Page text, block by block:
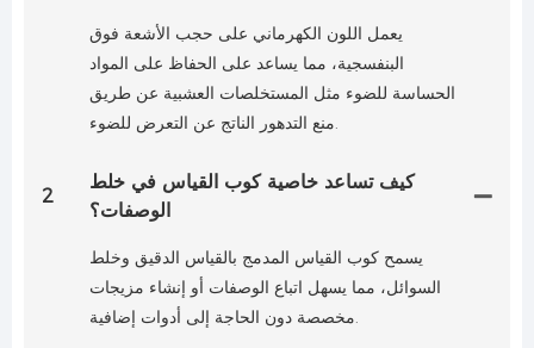
يعمل اللون الكهرماني على حجب الأشعة فوق
البنفسجية، مما يساعد على الحفاظ على المواد
الحساسة للضوء مثل المستخلصات العشبية عن طريق
منع التدهور الناتج عن التعرض للضوء.
2
كيف تساعد خاصية كوب القياس في خلط
الوصفات؟
يسمح كوب القياس المدمج بالقياس الدقيق وخلط
السوائل، مما يسهل اتباع الوصفات أو إنشاء مزيجات
مخصصة دون الحاجة إلى أدوات إضافية.